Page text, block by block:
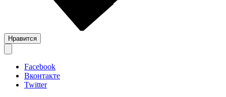
Нравится
Facebook
Вконтакте
Twitter